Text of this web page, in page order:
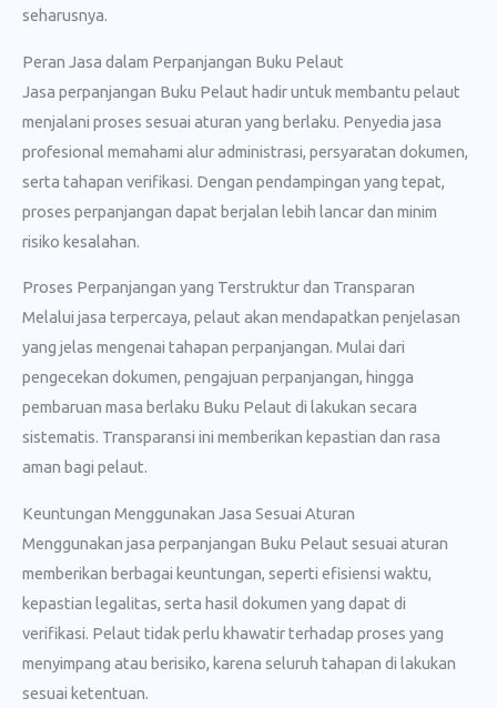
seharusnya.
Peran Jasa dalam Perpanjangan Buku Pelaut
Jasa perpanjangan Buku Pelaut hadir untuk membantu pelaut
menjalani proses sesuai aturan yang berlaku. Penyedia jasa
profesional memahami alur administrasi, persyaratan dokumen,
serta tahapan verifikasi. Dengan pendampingan yang tepat,
proses perpanjangan dapat berjalan lebih lancar dan minim
risiko kesalahan.
Proses Perpanjangan yang Terstruktur dan Transparan
Melalui jasa terpercaya, pelaut akan mendapatkan penjelasan
yang jelas mengenai tahapan perpanjangan. Mulai dari
pengecekan dokumen, pengajuan perpanjangan, hingga
pembaruan masa berlaku Buku Pelaut di lakukan secara
sistematis. Transparansi ini memberikan kepastian dan rasa
aman bagi pelaut.
Keuntungan Menggunakan Jasa Sesuai Aturan
Menggunakan jasa perpanjangan Buku Pelaut sesuai aturan
memberikan berbagai keuntungan, seperti efisiensi waktu,
kepastian legalitas, serta hasil dokumen yang dapat di
verifikasi. Pelaut tidak perlu khawatir terhadap proses yang
menyimpang atau berisiko, karena seluruh tahapan di lakukan
sesuai ketentuan.